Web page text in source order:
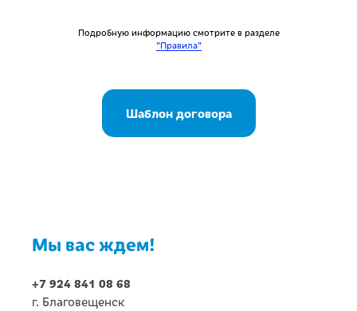
Подробную информацию смотрите в разделе
"Правила"
Шаблон договора
Мы вас ждем!
+7 924 841 08 68
г. Благовещенск